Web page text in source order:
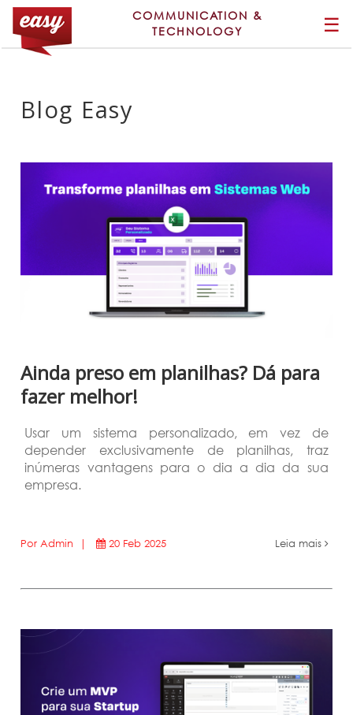
COMMUNICATION &
TECHNOLOGY
☰
Blog Easy
Ainda preso em planilhas? Dá para
fazer melhor!
Usar um sistema personalizado, em vez de
depender exclusivamente de planilhas, traz
inúmeras vantagens para o dia a dia da sua
empresa.
Por Admin | 20 Feb 2025 Leia mais